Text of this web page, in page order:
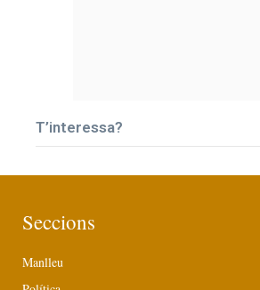
T’interessa?
Seccions
Manlleu